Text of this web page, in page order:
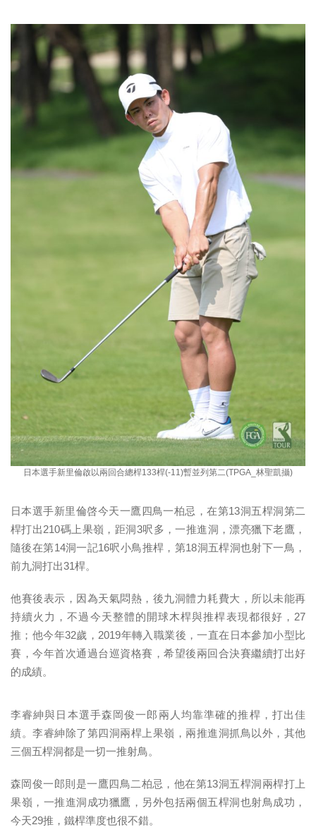
日本選手新里倫啟以兩回合總桿133桿(-11)暫並列第二(TPGA_林聖凱攝)
日本選手新里倫啓今天一鷹四鳥一柏忌，在第13洞五桿洞第二
桿打出210碼上果嶺，距洞3呎多，一推進洞，漂亮獵下老鷹，
隨後在第14洞一記16呎小鳥推桿，第18洞五桿洞也射下一鳥，
前九洞打出31桿。
他賽後表示，因為天氣悶熱，後九洞體力耗費大，所以未能再
持續火力，不過今天整體的開球木桿與推桿表現都很好，27
推；他今年32歲，2019年轉入職業後，一直在日本參加小型比
賽，今年首次通過台巡資格賽，希望後兩回合決賽繼續打出好
的成績。
李睿紳與日本選手森岡俊一郎兩人均靠準確的推桿，打出佳
績。李睿紳除了第四洞兩桿上果嶺，兩推進洞抓鳥以外，其他
三個五桿洞都是一切一推射鳥。
森岡俊一郎則是一鷹四鳥二柏忌，他在第13洞五桿洞兩桿打上
果嶺，一推進洞成功獵鷹，另外包括兩個五桿洞也射鳥成功，
今天29推，鐵桿準度也很不錯。